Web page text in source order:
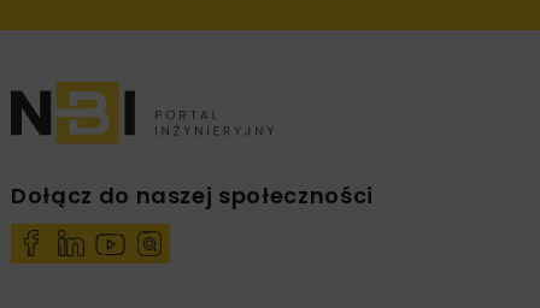
Dołącz do naszej społeczności